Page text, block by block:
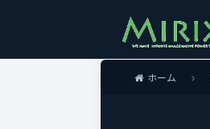
ホーム